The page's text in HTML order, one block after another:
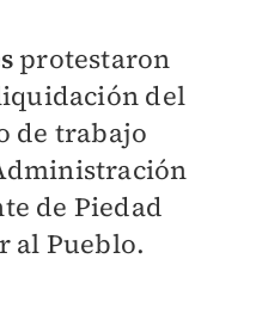
protestaron
del
de trabajo
de Piedad
al Pueblo.